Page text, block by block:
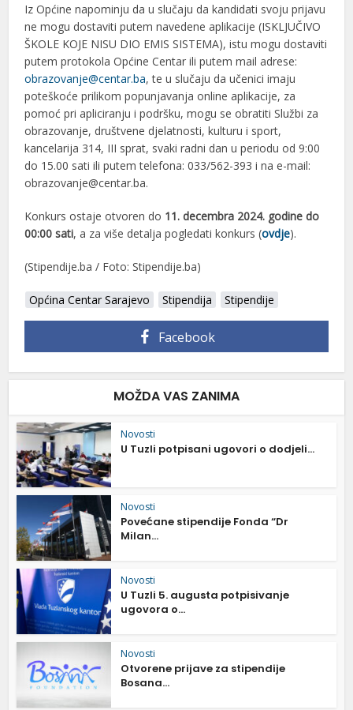
Iz Općine napominju da u slučaju da kandidati svoju prijavu
ne mogu dostaviti putem navedene aplikacije (ISKLJUČIVO
ŠKOLE KOJE NISU DIO EMIS SISTEMA), istu mogu dostaviti
putem protokola Općine Centar ili putem mail adrese:
obrazovanje@centar.ba, te u slučaju da učenici imaju
poteškoće prilikom popunjavanja online aplikacije, za
pomoć pri apliciranju i podršku, mogu se obratiti Službi za
obrazovanje, društvene djelatnosti, kulturu i sport,
kancelarija 314, III sprat, svaki radni dan u periodu od 9:00
do 15.00 sati ili putem telefona: 033/562-393 i na e-mail:
obrazovanje@centar.ba.
Konkurs ostaje otvoren do 11. decembra 2024. godine do
00:00 sati, a za više detalja pogledati konkurs (ovdje).
(Stipendije.ba / Foto: Stipendije.ba)
Općina Centar Sarajevo Stipendija Stipendije
Facebook
MOŽDA VAS ZANIMA
Novosti
U Tuzli potpisani ugovori o dodjeli...
Novosti
Povećane stipendije Fonda “Dr
Milan...
Novosti
U Tuzli 5. augusta potpisivanje
ugovora o...
Novosti
Otvorene prijave za stipendije
Bosana...